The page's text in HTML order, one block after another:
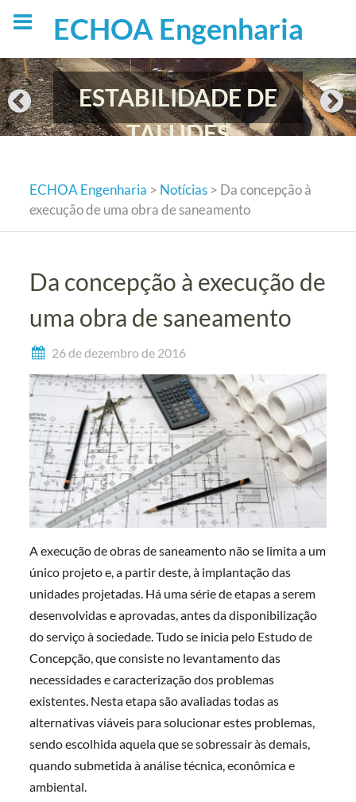
ECHOA Engenharia
ESTABILIDADE DE
TALUDES
ECHOA Engenharia > Notícias > Da concepção à
execução de uma obra de saneamento
Da concepção à execução de
uma obra de saneamento
26 de dezembro de 2016
A execução de obras de saneamento não se limita a um
único projeto e, a partir deste, à implantação das
unidades projetadas. Há uma série de etapas a serem
desenvolvidas e aprovadas, antes da disponibilização
do serviço à sociedade. Tudo se inicia pelo Estudo de
Concepção, que consiste no levantamento das
necessidades e caracterização dos problemas
existentes. Nesta etapa são avaliadas todas as
alternativas viáveis para solucionar estes problemas,
sendo escolhida aquela que se sobressair às demais,
quando submetida à análise técnica, econômica e
ambiental.